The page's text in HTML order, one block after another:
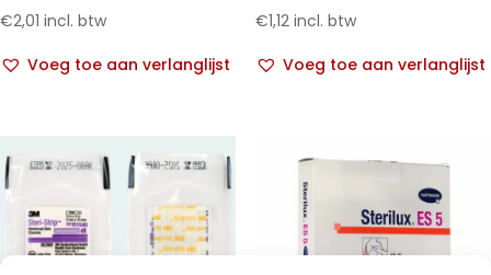
€2,01 incl. btw
Voeg toe aan verlanglijst
€1,12 incl. btw
Voeg toe aan verlanglijst